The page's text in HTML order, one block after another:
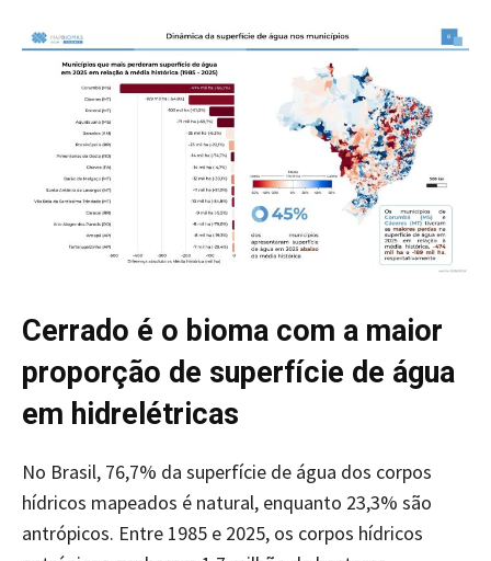
Cerrado é o bioma com a maior
proporção de superfície de água
em hidrelétricas
No Brasil, 76,7% da superfície de água dos corpos
hídricos mapeados é natural, enquanto 23,3% são
antrópicos. Entre 1985 e 2025, os corpos hídricos